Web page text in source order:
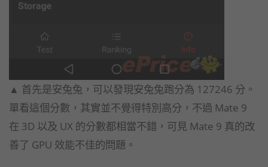
▲ 首先是安兔兔，可以發現安兔兔跑分為 127246 分。
單看這個分數，其實並不覺得特別高分，不過 Mate 9
在 3D 以及 UX 的分數都相當不錯，可見 Mate 9 真的改
善了 GPU 效能不佳的問題。